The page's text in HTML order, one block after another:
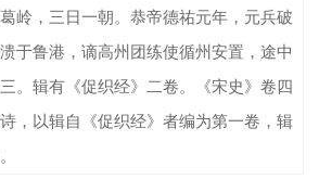
岭，三日一朝。恭帝德祐元年，元兵破
于鲁港，谪高州团练使循州安置，途中
。辑有《促织经》二卷。《宋史》卷四
，以辑自《促织经》者编为第一卷，辑